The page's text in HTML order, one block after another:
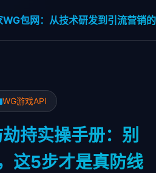
WG包网：从技术研发到引流营销
WG游戏API
持实操手册：别
这5步才是真防线